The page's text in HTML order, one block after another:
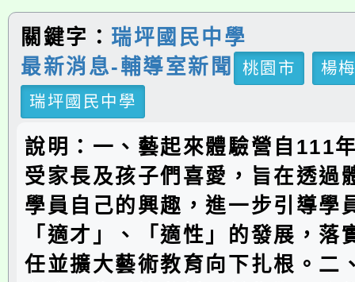
關鍵字： 瑞坪國民中學
最新消息-輔導室新聞
桃園市
楊
瑞坪國民中學
說明：一、藝起來體驗營自111
受家長及孩子們喜愛，旨在透過
學員自己的興趣，進一步引導學
「適才」、「適性」的發展，落
任並擴大藝術教育向下扎根。二